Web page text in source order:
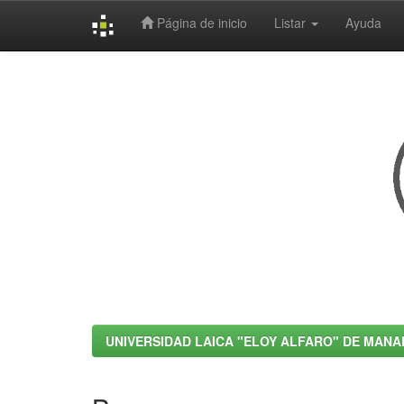
Página de inicio Listar Ayuda
UNIVERSIDAD LAICA "ELOY ALFARO" DE